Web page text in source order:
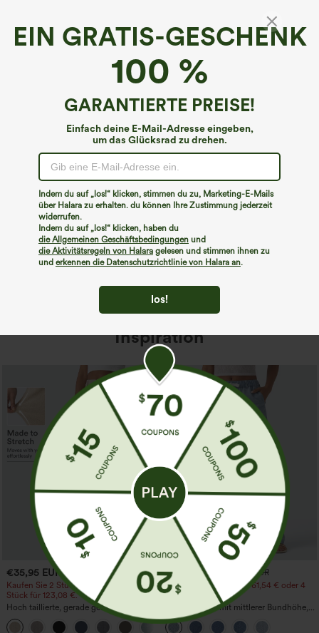
EIN GRATIS-GESCHENK
100 %
GARANTIERTE PREISE!
Einfach deine E-Mail-Adresse eingeben,
um das Glücksrad zu drehen.
Indem du auf „los!“ klicken, stimmen du zu, Marketing-E-Mails
über Halara zu erhalten. du können Ihre Zustimmung jederzeit
widerrufen.
Indem du auf „los!“ klicken, haben du
die Allgemeinen Geschäftsbedingungen und
die Aktivitätsregeln von Halara gelesen und stimmen ihnen zu
und erkennen die Datenschutzrichtlinie von Halara an.
los!
Hoppla!
Wir können die von Ihnen gesuchte Seite nicht
finden.
Mehr einkaufen
Inspiration
€35,95 EUR
Kaufen Sie 2 Stück für 61,54 € oder 4
Stück für 123,08 €.
Hoch taillierte, gerade geschnittene,
legere Leinen-Optik-Hose mit Taschen
+5
€44,95 EUR
€49,95 EUR
Kaufen Sie 2 Stück für 61,54 € oder 4
Stück für 123,08 €.
Lässige Jeans mit mittlerer Bundhöhe,
Kordelzug und Taschen